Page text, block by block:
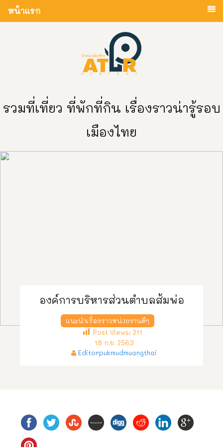
หน้าแรก
รวมที่เที่ยว ที่พักที่กิน เรื่องราวน่ารู้รอบ
เมืองไทย
องค์การบริหารส่วนตำบลส้มพ่อ
แนะนำเรื่องราวหน่วยงานดีๆ
Post Views: 211
18 ก.ย. 2563
Editorpukmudmuangthai